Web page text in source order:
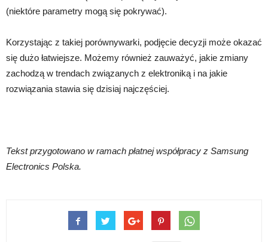
(niektóre parametry mogą się pokrywać).
Korzystając z takiej porównywarki, podjęcie decyzji może okazać
się dużo łatwiejsze. Możemy również zauważyć, jakie zmiany
zachodzą w trendach związanych z elektroniką i na jakie
rozwiązania stawia się dzisiaj najczęściej.
Tekst przygotowano w ramach płatnej współpracy z Samsung
Electronics Polska.